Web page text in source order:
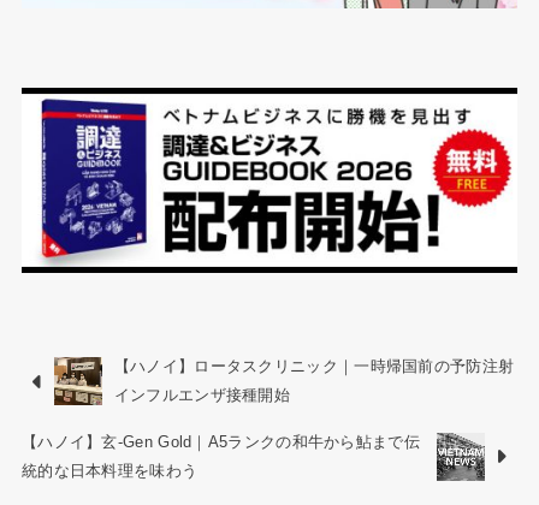
【ハノイ】ロータスクリニック｜一時帰国前の予防注射
インフルエンザ接種開始
【ハノイ】玄-Gen Gold｜A5ランクの和牛から鮎まで伝
統的な日本料理を味わう